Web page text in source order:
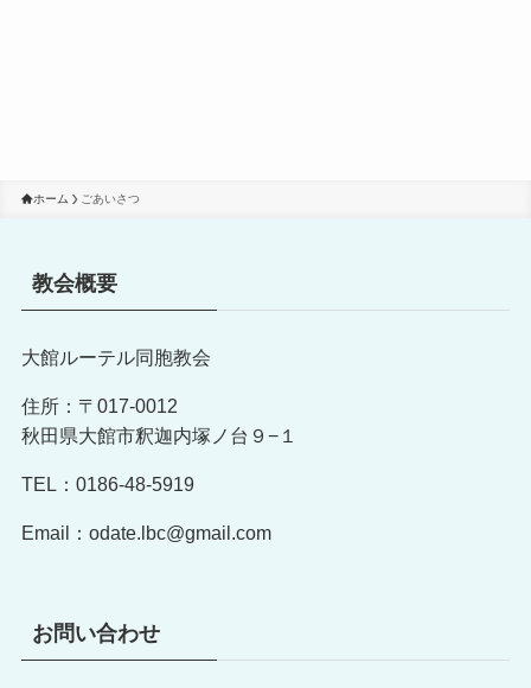
ホーム ごあいさつ
教会概要
大館ルーテル同胞教会
住所：〒017-0012
秋田県大館市釈迦内塚ノ台９−１
TEL：0186-48-5919
Email：odate.lbc@gmail.com
お問い合わせ